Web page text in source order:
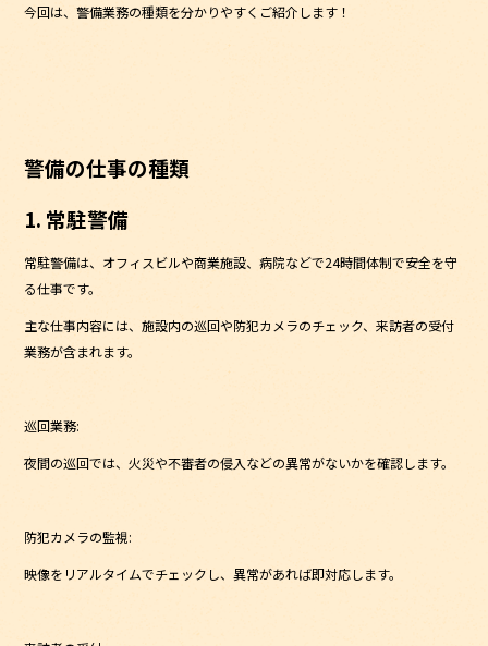
今回は、警備業務の種類を分かりやすくご紹介します！
警備の仕事の種類
1. 常駐警備
常駐警備は、オフィスビルや商業施設、病院などで24時間体制で安全を守
る仕事です。
主な仕事内容には、施設内の巡回や防犯カメラのチェック、来訪者の受付
業務が含まれます。
巡回業務:
夜間の巡回では、火災や不審者の侵入などの異常がないかを確認します。
防犯カメラの監視:
映像をリアルタイムでチェックし、異常があれば即対応します。